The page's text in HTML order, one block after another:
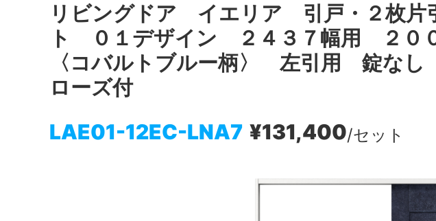
リビングドア イエリア 引戸・２枚
ト ０１デザイン ２４３７幅用 ２０
〈コバルトブルー柄〉 左引用 錠な
ローズ付
LAE01-12EC-LNA7 ¥131,400/セット